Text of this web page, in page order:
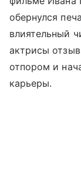
обернулся
влиятельный
актрисы
отпором и
карьеры.